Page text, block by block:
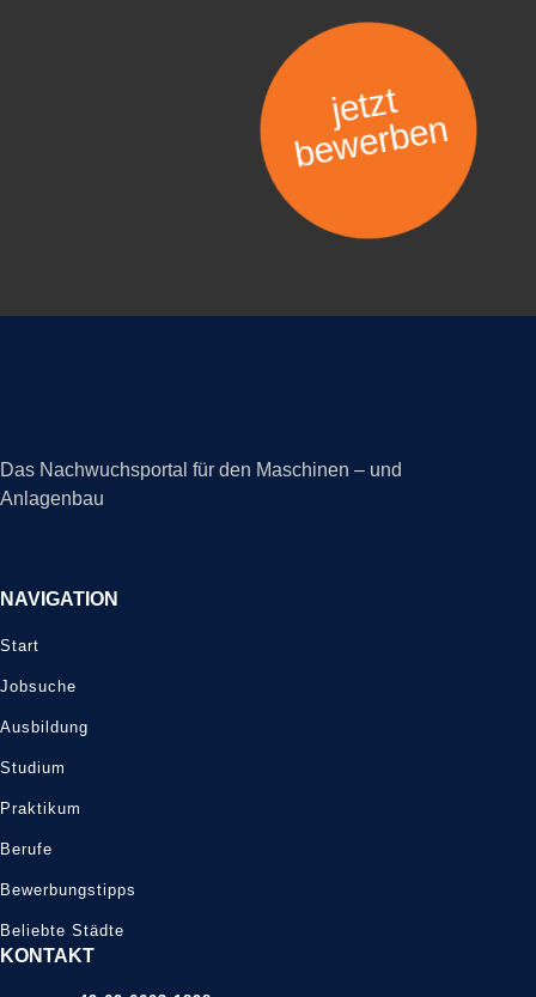
jetzt
bewerben
Das Nachwuchsportal für den Maschinen – und
Anlagenbau
NAVIGATION
Start
Jobsuche
Ausbildung
Studium
Praktikum
Berufe
Bewerbungstipps
Beliebte Städte
KONTAKT